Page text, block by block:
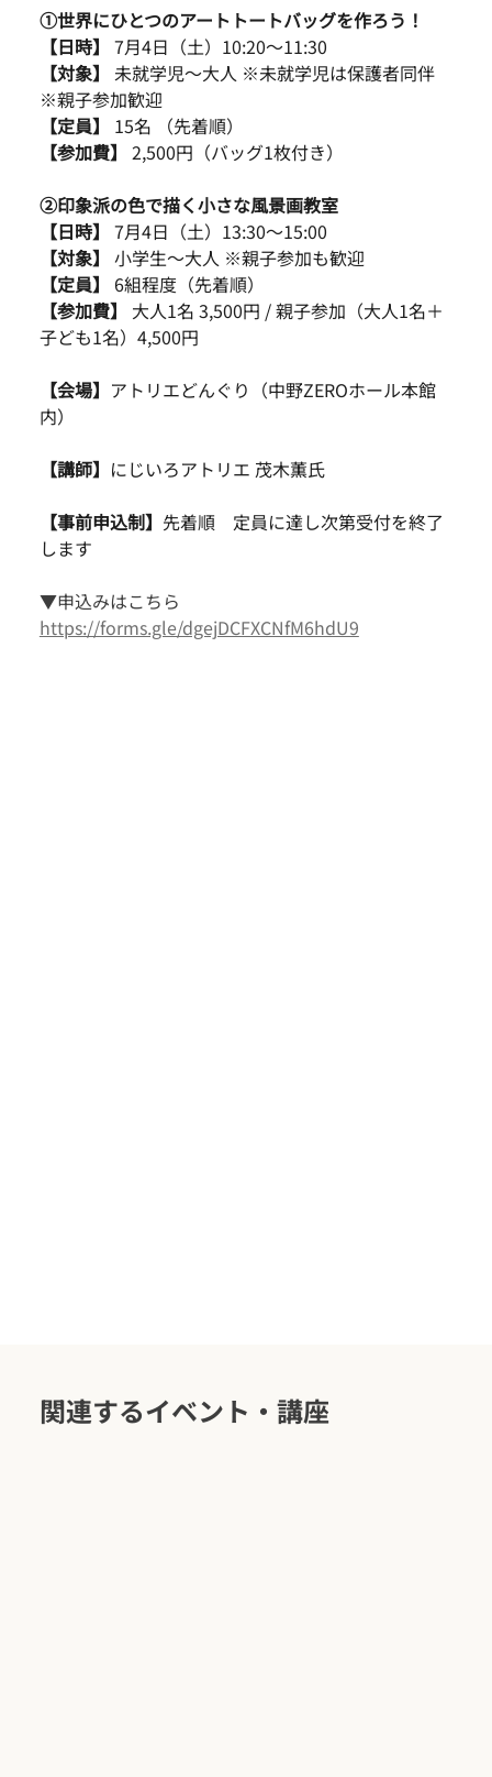
①世界にひとつのアートトートバッグを作ろう！
【日時】 7月4日（土）10:20〜11:30
【対象】 未就学児〜大人 ※未就学児は保護者同伴
※親子参加歓迎
【定員】 15名 （先着順）
【参加費】 2,500円（バッグ1枚付き）
②印象派の色で描く小さな風景画教室
【日時】 7月4日（土）13:30〜15:00
【対象】 小学生〜大人 ※親子参加も歓迎
【定員】
6組程度（先着順）
【参加費】
大人1名 3,500円 / 親子参加（大人1名＋
子ども1名）4,500円
【会場】 アトリエどんぐり（中野ZEROホール本館
内）
【講師】 にじいろアトリエ 茂木薫氏
【事前申込制】 先着順
定員に達し次第受付を終了
します
▼申込みはこちら
https://forms.gle/dgejDCFXCNfM6hdU9
関連するイベント・講座